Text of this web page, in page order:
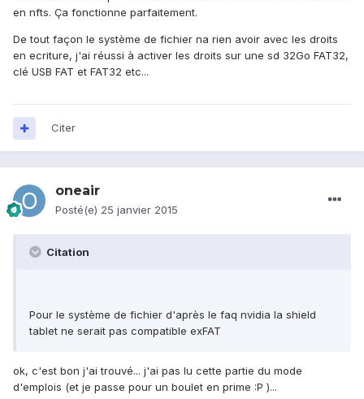
en nfts. Ça fonctionne parfaitement.
De tout façon le système de fichier na rien avoir avec les droits
en ecriture, j'ai réussi à activer les droits sur une sd 32Go FAT32,
clé USB FAT et FAT32 etc...
Citer
oneair
Posté(e) 25 janvier 2015
Citation
Pour le système de fichier d'après le faq nvidia la shield
tablet ne serait pas compatible exFAT
ok, c'est bon j'ai trouvé... j'ai pas lu cette partie du mode
d'emplois (et je passe pour un boulet en prime :P )...